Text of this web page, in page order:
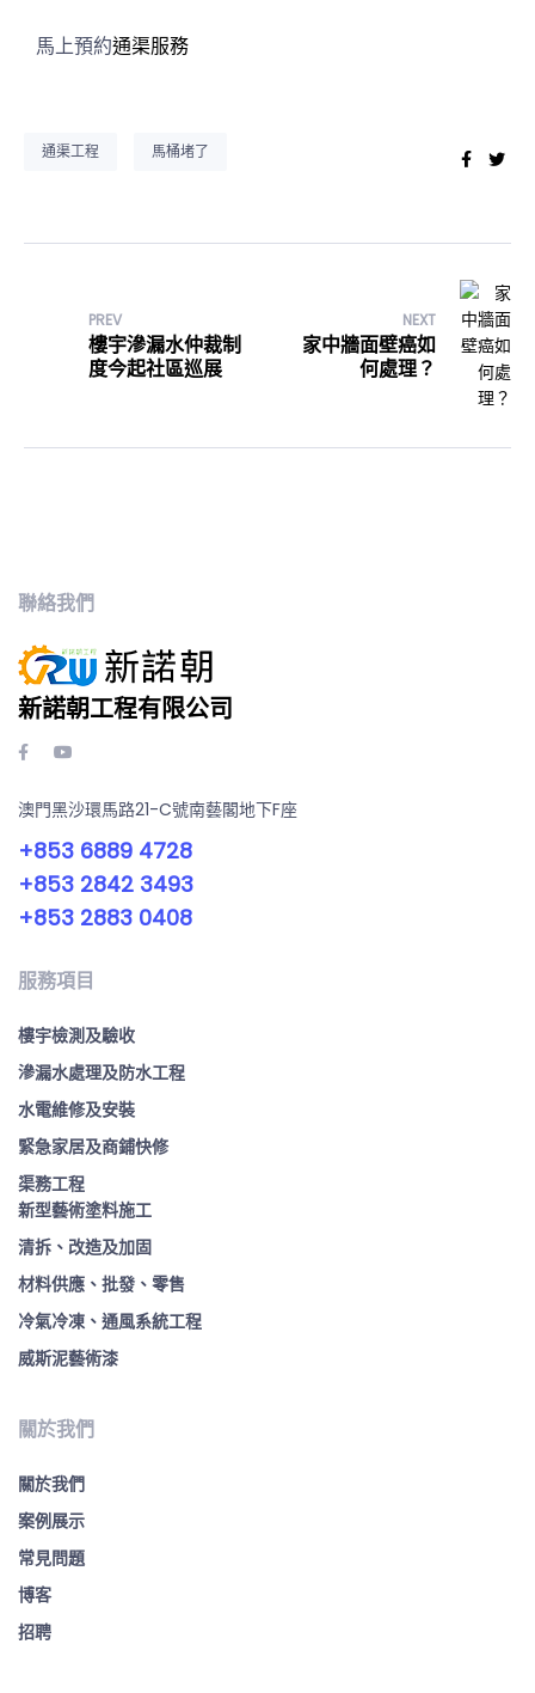
馬上預約通渠服務
通渠工程 馬桶堵了
PREV
樓宇滲漏水仲裁制
度今起社區巡展
NEXT
家中牆面壁癌如
何處理？
聯絡我們
新諾朝工程有限公司
澳門黑沙環馬路21-C號南藝閣地下F座
+853 6889 4728
+853 2842 3493
+853 2883 0408
服務項目
樓宇檢測及驗收
滲漏水處理及防水工程
水電維修及安裝
緊急家居及商鋪快修
渠務工程
新型藝術塗料施工
清拆、改造及加固
材料供應、批發、零售
冷氣冷凍、通風系統工程
威斯泥藝術漆
關於我們
關於我們
案例展示
常見問題
博客
招聘